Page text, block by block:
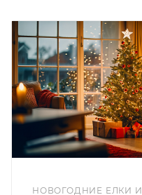
НОВОГОДНИЕ ЕЛКИ И